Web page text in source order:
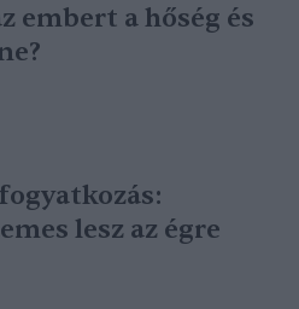
embert a hőség és
lesz az égre